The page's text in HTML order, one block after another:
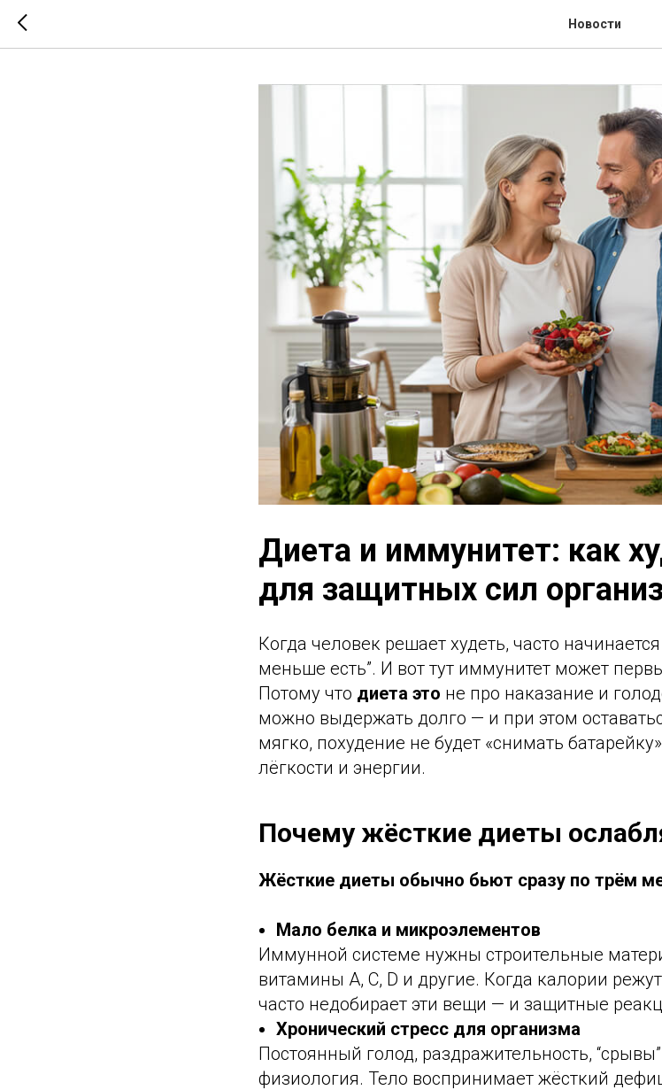
Новости
Диета и иммунитет: как
для защитных сил
Когда человек решает худеть, часто
меньше есть”. И вот тут иммунитет может
Потому что диета это не про наказание и
можно выдержать долго — и при этом
мягко, похудение не будет «снимать
лёгкости и энергии.
Почему жёсткие диеты
Жёсткие диеты обычно бьют сразу по трём
Мало белка и микроэлементов
Иммунной системе нужны строительные
витамины A, C, D и другие. Когда калории
часто недобирает эти вещи — и защитные
Хронический стресс для организма
Постоянный голод, раздражительность,
физиология. Тело воспринимает жёсткий